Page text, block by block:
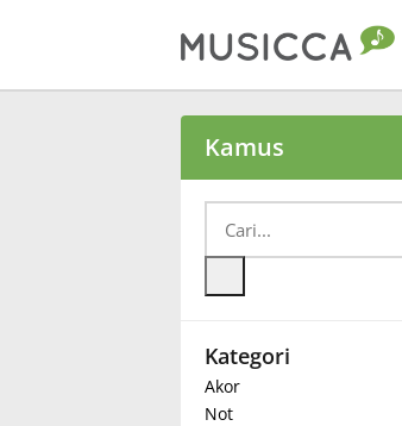
Български
Deutsch
Kamus
Kategori
Akor
Not